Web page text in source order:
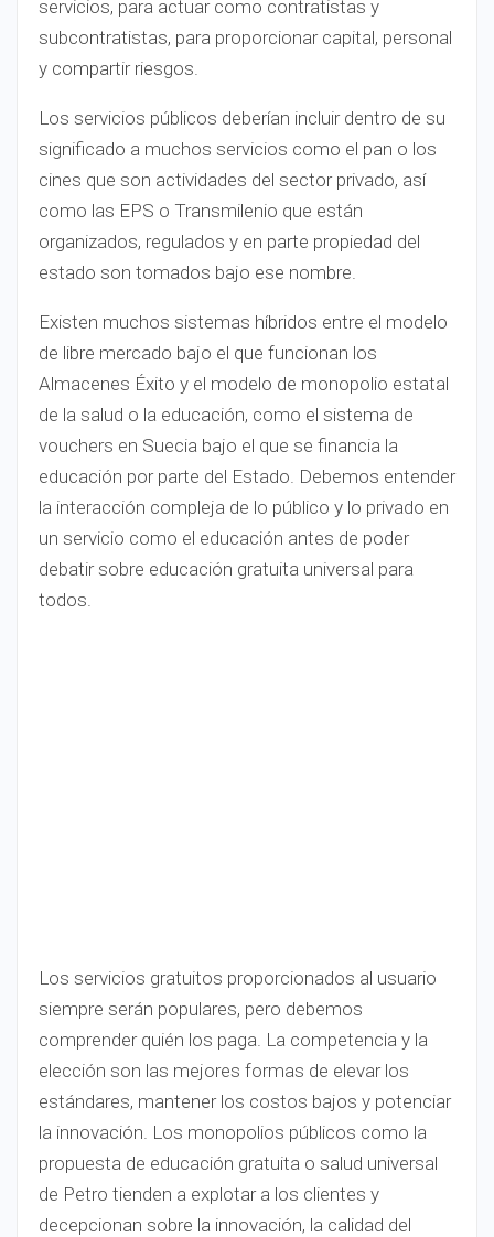
servicios, para actuar como contratistas y
subcontratistas, para proporcionar capital, personal
y compartir riesgos.
Los servicios públicos deberían incluir dentro de su
significado a muchos servicios como el pan o los
cines que son actividades del sector privado, así
como las EPS o Transmilenio que están
organizados, regulados y en parte propiedad del
estado son tomados bajo ese nombre.
Existen muchos sistemas híbridos entre el modelo
de libre mercado bajo el que funcionan los
Almacenes Éxito y el modelo de monopolio estatal
de la salud o la educación, como el sistema de
vouchers en Suecia bajo el que se financia la
educación por parte del Estado. Debemos entender
la interacción compleja de lo público y lo privado en
un servicio como el educación antes de poder
debatir sobre educación gratuita universal para
todos.
Los servicios gratuitos proporcionados al usuario
siempre serán populares, pero debemos
comprender quién los paga. La competencia y la
elección son las mejores formas de elevar los
estándares, mantener los costos bajos y potenciar
la innovación. Los monopolios públicos como la
propuesta de educación gratuita o salud universal
de Petro tienden a explotar a los clientes y
decepcionan sobre la innovación, la calidad del